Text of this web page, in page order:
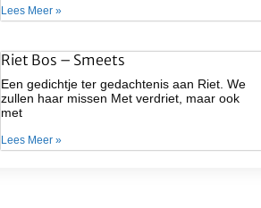
Lees Meer »
Riet Bos – Smeets
Een gedichtje ter gedachtenis aan Riet. We
zullen haar missen Met verdriet, maar ook
met
Lees Meer »